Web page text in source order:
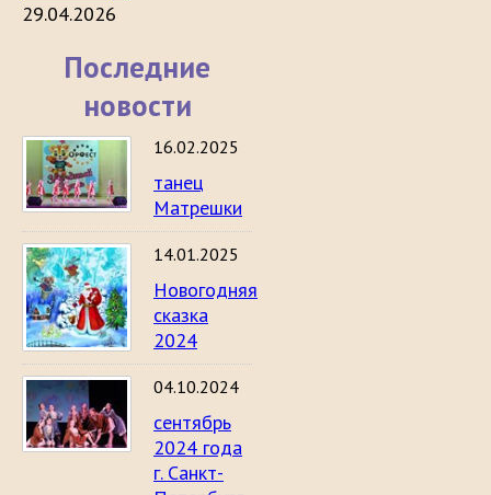
29.04.2026
Последние
новости
16.02.2025
танец
Матрешки
14.01.2025
Новогодняя
сказка
2024
04.10.2024
сентябрь
2024 года
г. Санкт-